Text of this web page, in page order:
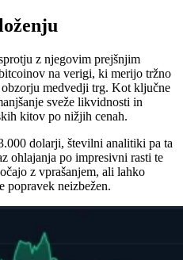
z njegovim prejšnjim
na verigi, ki merijo tržno
medvedji trg. Kot ključne
sveže likvidnosti in
kitov po nižjih cenah.
dolarji, številni analitiki pa ta
ohlajanja po impresivni rasti te
z vprašanjem, ali lahko
popravek neizbežen.